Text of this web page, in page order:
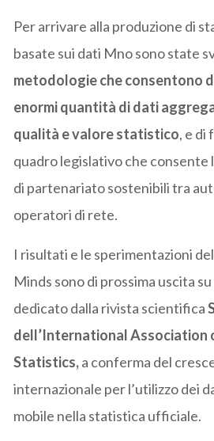
Per arrivare alla produzione di
basate sui dati Mno sono state
metodologie che consentono
enormi quantità di dati
qualità e valore statistico, e di
quadro legislativo che consente
di partenariato sostenibili tra
operatori di rete.
I risultati e le sperimentazioni
Minds sono di prossima uscita
dedicato dalla rivista scientifica
dell’International Association
Statistics,a conferma del
internazionale per l’utilizzo dei
mobile nella statistica ufficiale.